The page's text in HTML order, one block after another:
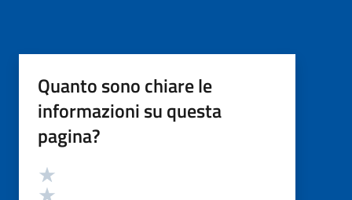
Quanto sono chiare le
informazioni su questa
pagina?
Valutazione